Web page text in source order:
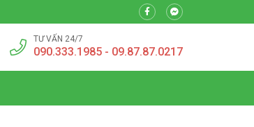
TƯ VẤN 24/7
090.333.1985 - 09.87.87.0217